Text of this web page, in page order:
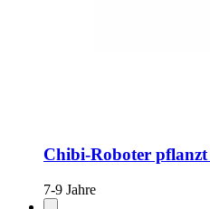
Chibi-Roboter pflanzt
7-9 Jahre